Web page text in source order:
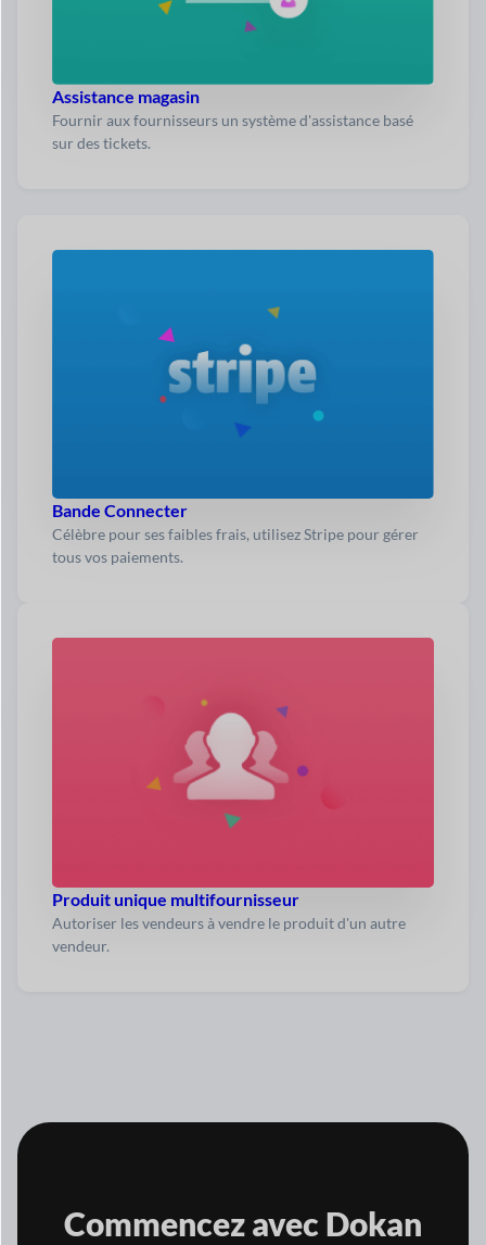
Assistance magasin
Fournir aux fournisseurs un système d'assistance basé
sur des tickets.
Bande Connecter
Célèbre pour ses faibles frais, utilisez Stripe pour gérer
tous vos paiements.
Produit unique multifournisseur
Autoriser les vendeurs à vendre le produit d'un autre
vendeur.
Commencez avecDokan